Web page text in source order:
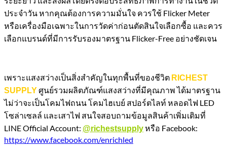
ประจำวัน หากคุณต้องการความมั่นใจ ควรใช้ Flicker Meter
หรือเครื่องมือเฉพาะในการวัดค่าก่อนตัดสินใจเลือกซื้อ และควร
เลือกแบรนด์ที่มีการรับรองมาตรฐาน Flicker-Free อย่างชัดเจน
เพราะแสงสว่างเป็นสิ่งสำคัญในทุกพื้นที่ของชีวิต RICHEST
SUPPLYศูนย์รวมผลิตภัณฑ์แสงสว่างที่มีคุณภาพ ได้มาตรฐาน
ไม่ว่าจะเป็นโคมไฟถนน โคมไฮเบย์ สปอร์ตไลท์ หลอดไฟ LED
โซล่าเซลล์ และเสาไฟ สนใจสอบถามข้อมูลสินค้าเพิ่มเติมที่
LINE Official Account: @richestsupplyหรือ Facebook:
https://www.facebook.com/enrichled